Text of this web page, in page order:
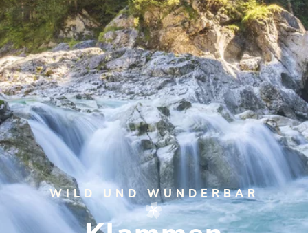
WILD UND WUNDERBAR